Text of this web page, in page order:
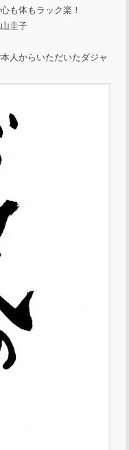
も体もラック楽！
圭子
人からいただいたダジャ